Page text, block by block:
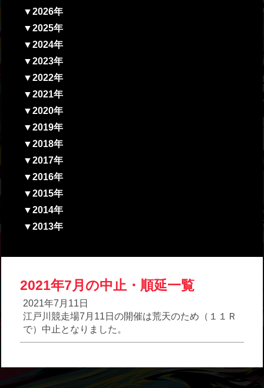
▼2026年
▼2025年
▼2024年
▼2023年
▼2022年
▼2021年
▼2020年
▼2019年
▼2018年
▼2017年
▼2016年
▼2015年
▼2014年
▼2013年
2021年7月の中止・順延一覧
2021年7月11日
江戸川競走場7月11日の開催は荒天のため（１１Ｒ
で）中止となりました。